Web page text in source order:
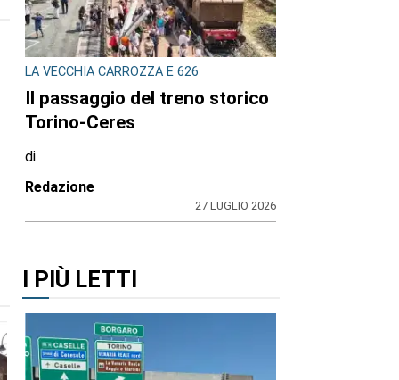
LA VECCHIA CARROZZA E 626
Il passaggio del treno storico
Torino-Ceres
di
Redazione
27 LUGLIO 2026
I PIÙ LETTI